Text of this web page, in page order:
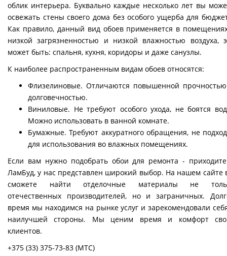
облик интерьера. Буквально каждые несколько лет вы
освежать стены своего дома без особого ущерба для
Как правило, данный вид обоев применяется в
низкой загрязненностью и низкой влажностью воздуха,
может быть: спальня, кухня, коридоры и даже санузлы.
К наиболее распространенным видам обоев относятся:
Флизелиновые. Отличаются повышенной
долговечностью.
Виниловые. Не требуют особого ухода, не боятся
Можно использовать в ванной комнате.
Бумажные. Требуют аккуратного обращения, не
для использования во влажных помещениях.
Если вам нужно подобрать обои для ремонта -
ЛамБуд, у нас представлен широкий выбор. На нашем сайте
сможете найти отделочные материалы не
отечественных производителей, но и заграничных.
время мы находимся на рынке услуг и зарекомендовали
наилучшей стороны. Мы ценим время и комфорт
клиентов.
+375 (33) 375-73-83 (МТС)